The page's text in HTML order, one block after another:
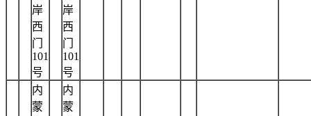
岸
西
门
101
号
岸
西
门
101
号
内
蒙
内
蒙